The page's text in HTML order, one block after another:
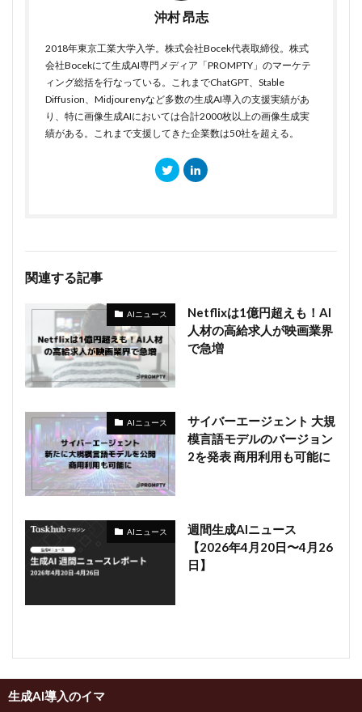
沖村 昂志
2018年東京工業大学入学。株式会社Bocek代表取締役。株式
会社Bocekにて生成AI専門メディア「PROMPTY」のマーケテ
ィング総括を行なっている。これまでChatGPT、Stable
Diffusion、Midjourenyなど多数の生成AI導入の支援実績があ
り、特に画像生成AIにおいては合計2000枚以上の画像生成実
績がある。これまで支援してきた企業数は50社を超える。
関連する記事
AIニュース
Netflixは1億円超えも！AI
人材の高給求人が映画業界
で急増
AIニュース
サイバーエージェント 大規
模言語モデルのバージョン
2を発表 商用利用も可能に
AIニュース
週間生成AIニュース
【2026年4月20日〜4月26
日】
生成AI導入のイマ